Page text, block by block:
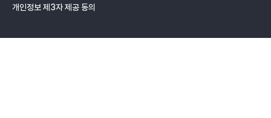
개인정보 제3자 제공 동의